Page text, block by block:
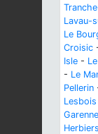
Lavau-
Le
Croisic
Isle -
- Le
Pellerin
Lesbois
Herbiers